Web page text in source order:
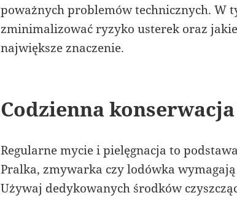
poważnych problemów technicznych. W
zminimalizować ryzyko usterek oraz
największe znaczenie.
Codzienna
Regularne mycie i pielęgnacja to
Pralka, zmywarka czy lodówka
Używaj dedykowanych środków